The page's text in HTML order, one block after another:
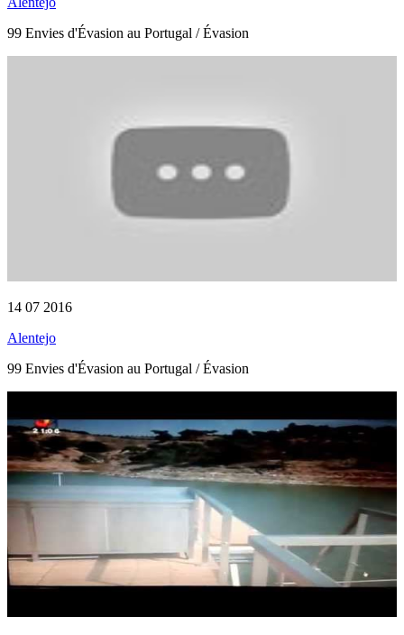
99 Envies d'Évasion au Portugal / Évasion
14 07 2016
Alentejo
99 Envies d'Évasion au Portugal / Évasion